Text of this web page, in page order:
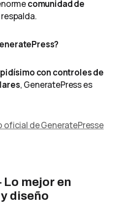
comunidad de
con controles de
, GeneratePress es
oficial de GeneratePresse
Lo mejor en
diseño